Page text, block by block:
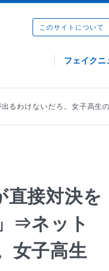
このサイトについて
フェイクニ
るわけないだろ。女子高生
直接対決を
⇒ネット
女子高生